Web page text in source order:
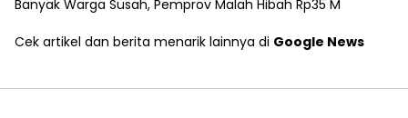
Banyak Warga Susah, Pemprov Malah Hibah Rp35 M
Cek artikel dan berita menarik lainnya di Google News